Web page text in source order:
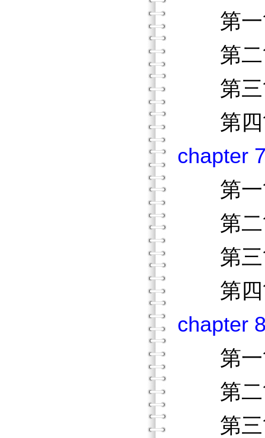
第一
第二
第三
第四
chapter
第一
第二
第三
第四
chapter
第一
第二
第三